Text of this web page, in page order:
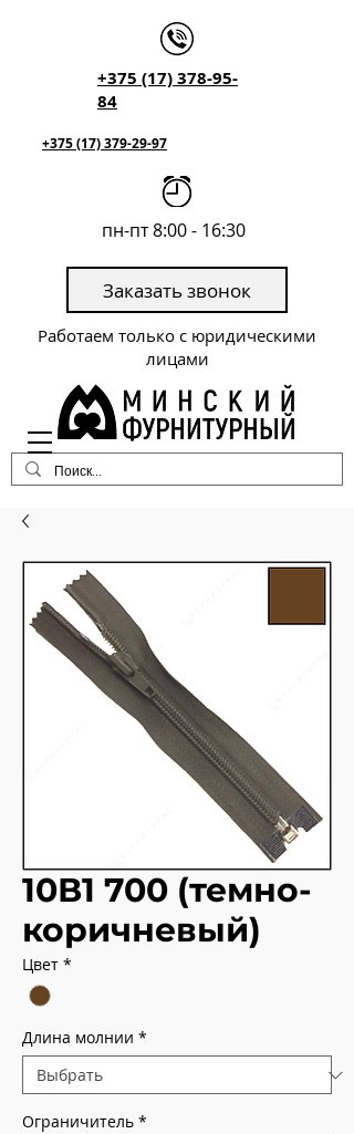
+375 (17) 378-95-
84
Заказать звонок
пн-пт 8:00 - 16:30
Работаем только с юридическими
лицами
+375 (17) 379-29-97
10В1 700 (темно-
коричневый)
Цвет *
Длина молнии *
Ограничитель *